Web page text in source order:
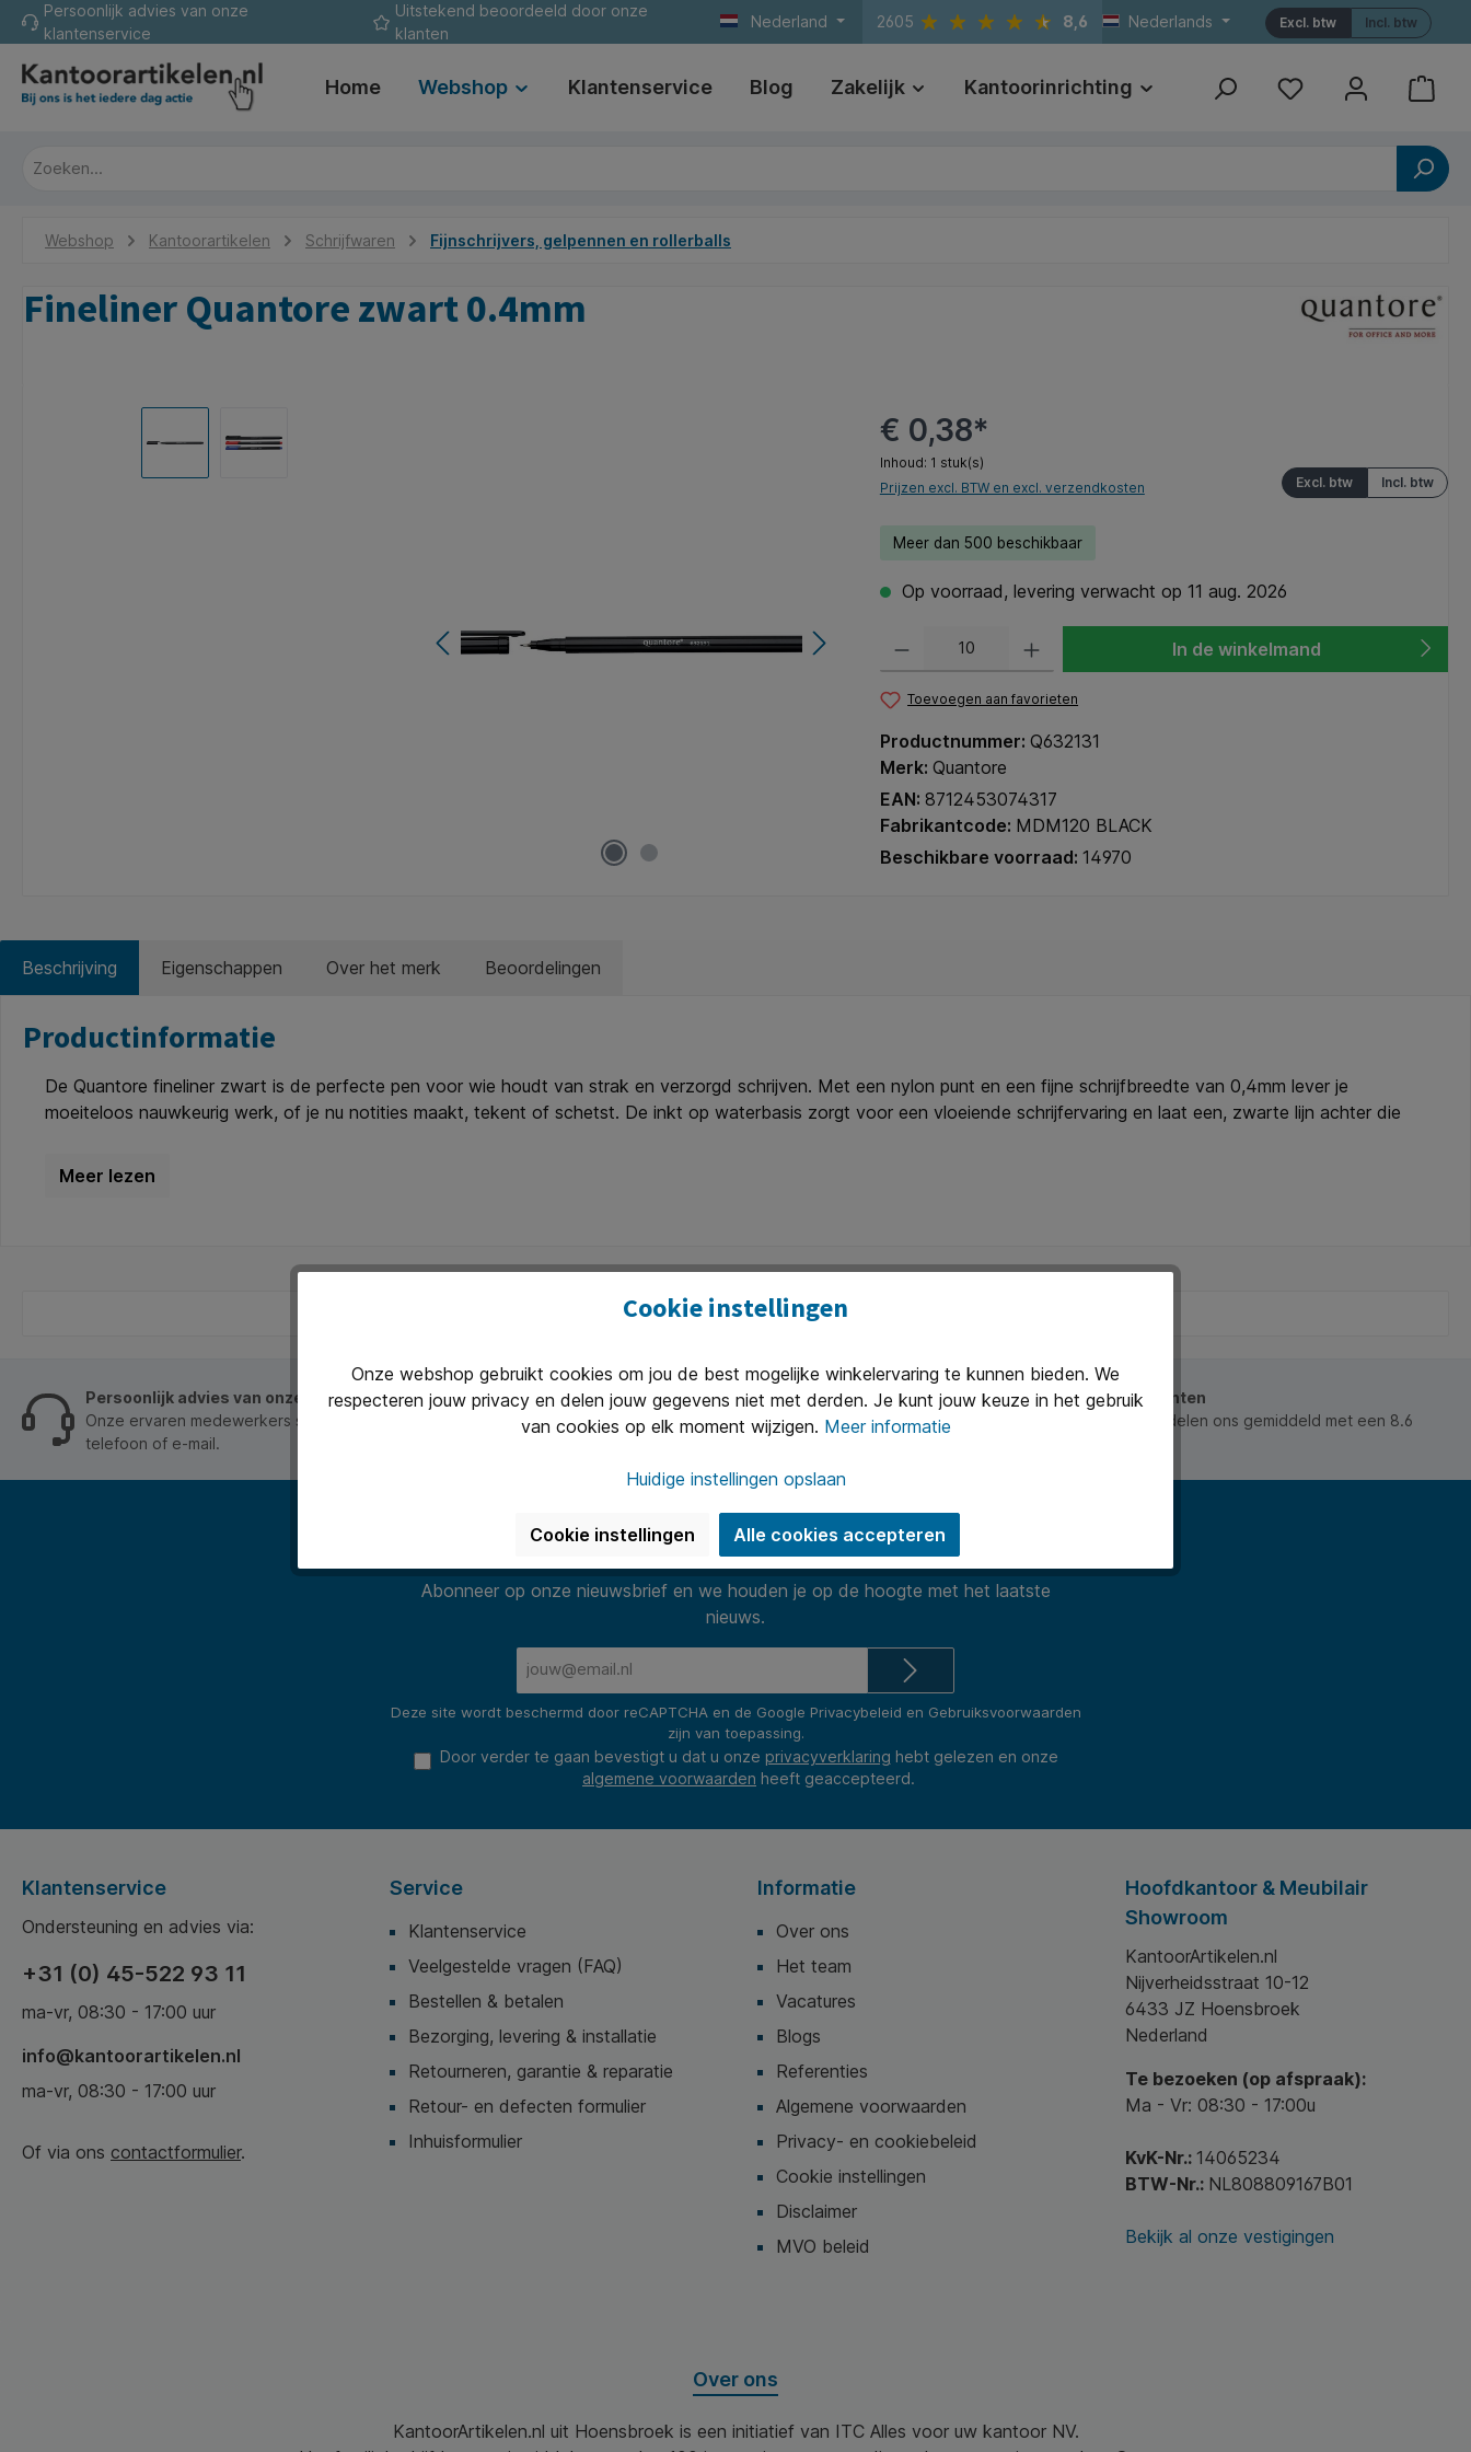
Ga naar de hoofdnavigatie
Persoonlijk advies van onze
klantenservice
Uitstekend beoordeeld door onze
klanten
Nederland 2605 8,6 Nederlands Incl. btw
Excl. btw
Home Webshop Klantenservice Blog Zakelijk Kantoorinrichting Print Referenties
Webshop Kantoorartikelen Schrijfwaren Fijnschrijvers, gelpennen en rollerballs
Fineliner Quantore zwart 0.4mm
€ 0,38*
Inhoud: 1 stuk(s)
Incl. btw
Excl. btw
Prijzen excl. BTW en excl. verzendkosten
Meer dan 500 beschikbaar
Op voorraad, levering verwacht op 11 aug. 2026
In de winkelmand
Toevoegen aan favorieten
Productnummer: Q632131
Merk: Quantore
EAN: 8712453074317
Fabrikantcode: MDM120 BLACK
Beschikbare voorraad: 14970
Beschrijving Eigenschappen Over het merk Beoordelingen
Productinformatie
De Quantore fineliner zwart is de perfecte pen voor wie houdt van strak en verzorgd schrijven. Met een nylon punt en een fijne schrijfbreedte van 0,4mm lever je
moeiteloos nauwkeurig werk, of je nu notities maakt, tekent of schetst. De inkt op waterbasis zorgt voor een vloeiende schrijfervaring en laat een, zwarte lijn achter die
maak je altijd een professionele indruk. Kenmerken: * Type: fineliner zwart. * Punt: rond. * Schrijfbreedte: 0,4mm. * Puntmateriaal: nylon. * Inktsoort: op waterbasis. *
Persoonlijk advies van onze klantenservice
Onze ervaren medewerkers staan je graag op werkdagen van 8.30 tot 17.00 te woord per
telefoon of e-mail.
Uitstekend beoordeeld door onze klanten
Onze klanten waarderen ons en beoordelen ons gemiddeld met een 8.6
Nieuwsbrief
Abonneer op onze nieuwsbrief en we houden je op de hoogte met het laatste
nieuws.
Deze site wordt beschermd door reCAPTCHA en de Google Privacybeleid en Gebruiksvoorwaarden
zijn van toepassing.
Door verder te gaan bevestigt u dat u onze privacyverklaring hebt gelezen en onze
algemene voorwaarden heeft geaccepteerd.
Klantenservice
Ondersteuning en advies via:
+31 (0) 45-522 93 11
ma-vr, 08:30 - 17:00 uur
info@kantoorartikelen.nl
ma-vr, 08:30 - 17:00 uur
Of via ons contactformulier.
Service
Klantenservice
Veelgestelde vragen (FAQ)
Bestellen & betalen
Bezorging, levering & installatie
Retourneren, garantie & reparatie
Retour- en defecten formulier
Inhuisformulier
Informatie
Over ons
Het team
Vacatures
Blogs
Referenties
Algemene voorwaarden
Privacy- en cookiebeleid
Cookie instellingen
Disclaimer
MVO beleid
Hoofdkantoor & Meubilair
Showroom
KantoorArtikelen.nl
Nijverheidsstraat 10-12
6433 JZ Hoensbroek
Nederland
Te bezoeken (op afspraak):
Ma - Vr: 08:30 - 17:00u
KvK-Nr.: 14065234
BTW-Nr.: NL808809167B01
Bekijk al onze vestigingen
Over ons
KantoorArtikelen.nl uit Hoensbroek is een initiatief van ITC Alles voor uw kantoor NV.
Cookie instellingen
Onze webshop gebruikt cookies om jou de best mogelijke winkelervaring te kunnen bieden. We
respecteren jouw privacy en delen jouw gegevens niet met derden. Je kunt jouw keuze in het gebruik
van cookies op elk moment wijzigen. Meer informatie
Huidige instellingen opslaan
Cookie instellingen Alle cookies accepteren